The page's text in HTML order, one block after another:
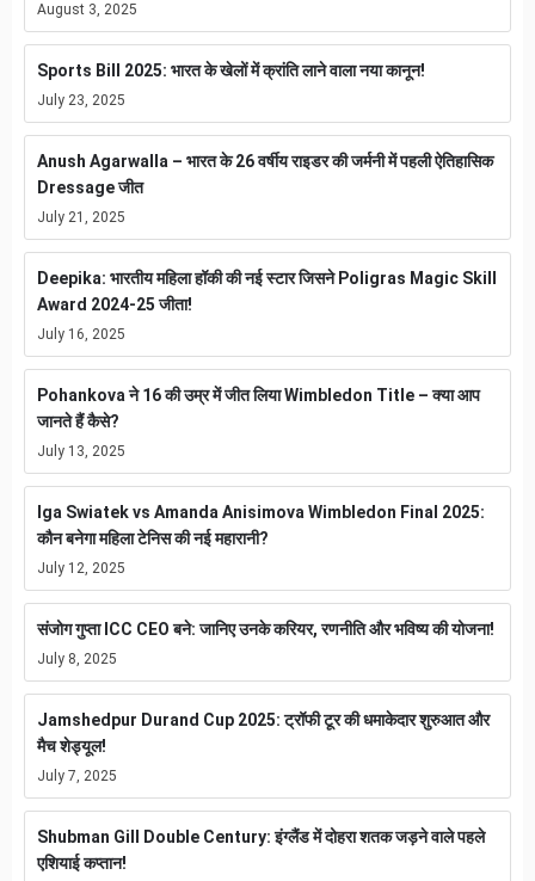
August 3, 2025
Sports Bill 2025: भारत के खेलों में क्रांति लाने वाला नया कानून!
July 23, 2025
Anush Agarwalla – भारत के 26 वर्षीय राइडर की जर्मनी में पहली ऐतिहासिक
Dressage जीत
July 21, 2025
Deepika: भारतीय महिला हॉकी की नई स्टार जिसने Poligras Magic Skill
Award 2024-25 जीता!
July 16, 2025
Pohankova ने 16 की उम्र में जीत लिया Wimbledon Title – क्या आप
जानते हैं कैसे?
July 13, 2025
Iga Swiatek vs Amanda Anisimova Wimbledon Final 2025:
कौन बनेगा महिला टेनिस की नई महारानी?
July 12, 2025
संजोग गुप्ता ICC CEO बने: जानिए उनके करियर, रणनीति और भविष्य की योजना!
July 8, 2025
Jamshedpur Durand Cup 2025: ट्रॉफी टूर की धमाकेदार शुरुआत और
मैच शेड्यूल!
July 7, 2025
Shubman Gill Double Century: इंग्लैंड में दोहरा शतक जड़ने वाले पहले
एशियाई कप्तान!